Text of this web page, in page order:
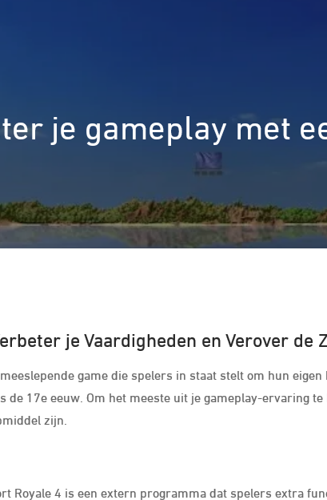
je gameplay met
je Vaardigheden en Verover de
game die spelers in staat stelt om hun
de 17e eeuw. Om het meeste uit je gameplay-ervaring
zijn.
Royale 4 is een extern programma dat spelers extra